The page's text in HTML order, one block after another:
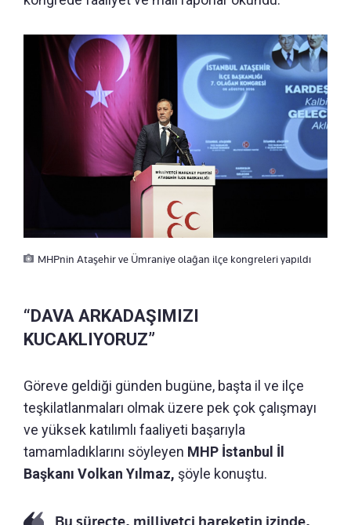
MHPnin Ataşehir ve Ümraniye olağan ilçe kongreleri yapıldı
“DAVA ARKADAŞIMIZI
KUCAKLIYORUZ”
Göreve geldiği günden bugüne, başta il ve ilçe
teşkilatlanmaları olmak üzere pek çok çalışmayı
ve yüksek katılımlı faaliyeti başarıyla
tamamladıklarını söyleyen MHP İstanbul İl
Başkanı Volkan Yılmaz, şöyle konuştu.
Bu süreçte, milliyetçi hareketin izinde,